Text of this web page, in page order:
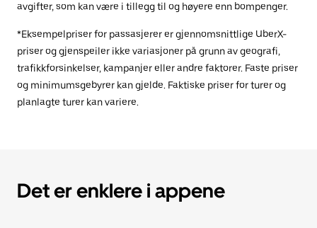
avgifter, som kan være i tillegg til og høyere enn bompenger.
*Eksempelpriser for passasjerer er gjennomsnittlige UberX-
priser og gjenspeiler ikke variasjoner på grunn av geografi,
trafikkforsinkelser, kampanjer eller andre faktorer. Faste priser
og minimumsgebyrer kan gjelde. Faktiske priser for turer og
planlagte turer kan variere.
Det er enklere i appene